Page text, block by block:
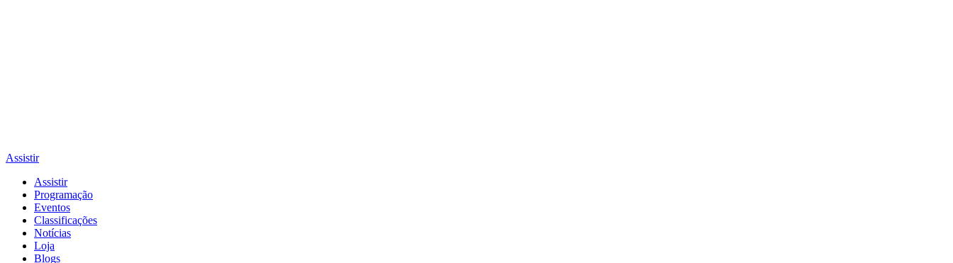
Assistir
Assistir
Programação
Eventos
Classificações
Notícias
Loja
Blogs